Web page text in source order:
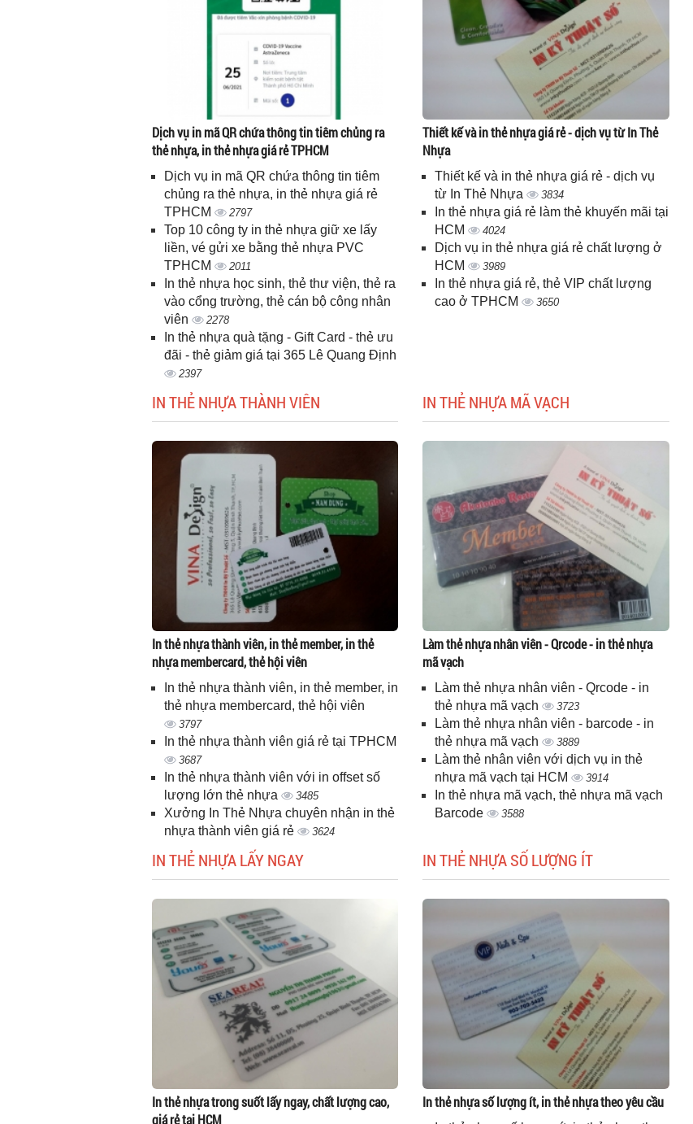
Dịch vụ in mã QR chứa thông tin tiêm chủng ra
thẻ nhựa, in thẻ nhựa giá rẻ TPHCM
Dịch vụ in mã QR chứa thông tin tiêm
chủng ra thẻ nhựa, in thẻ nhựa giá rẻ
TPHCM
2797
Top 10 công ty in thẻ nhựa giữ xe lấy
liền, vé gửi xe bằng thẻ nhựa PVC
TPHCM
2011
In thẻ nhựa học sinh, thẻ thư viện, thẻ ra
vào cổng trường, thẻ cán bộ công nhân
viên
2278
In thẻ nhựa quà tặng - Gift Card - thẻ ưu
đãi - thẻ giảm giá tại 365 Lê Quang Định
2397
Thiết kế và in thẻ nhựa giá rẻ - dịch vụ từ In Thẻ
Nhựa
Thiết kế và in thẻ nhựa giá rẻ - dịch vụ
từ In Thẻ Nhựa
3834
In thẻ nhựa giá rẻ làm thẻ khuyến mãi tại
HCM
4024
Dịch vụ in thẻ nhựa giá rẻ chất lượng ở
HCM
3989
In thẻ nhựa giá rẻ, thẻ VIP chất lượng
cao ở TPHCM
3650
IN THẺ NHỰA THÀNH VIÊN
In thẻ nhựa thành viên, in thẻ member, in thẻ
nhựa membercard, thẻ hội viên
In thẻ nhựa thành viên, in thẻ member, in
thẻ nhựa membercard, thẻ hội viên
3797
In thẻ nhựa thành viên giá rẻ tại TPHCM
3687
In thẻ nhựa thành viên với in offset số
lượng lớn thẻ nhựa
3485
Xưởng In Thẻ Nhựa chuyên nhận in thẻ
nhựa thành viên giá rẻ
3624
IN THẺ NHỰA MÃ VẠCH
Làm thẻ nhựa nhân viên - Qrcode - in thẻ nhựa
mã vạch
Làm thẻ nhựa nhân viên - Qrcode - in
thẻ nhựa mã vạch
3723
Làm thẻ nhựa nhân viên - barcode - in
thẻ nhựa mã vạch
3889
Làm thẻ nhân viên với dịch vụ in thẻ
nhựa mã vạch tại HCM
3914
In thẻ nhựa mã vạch, thẻ nhựa mã vạch
Barcode
3588
IN THẺ NHỰA LẤY NGAY
In thẻ nhựa trong suốt lấy ngay, chất lượng cao,
giá rẻ tại HCM
IN THẺ NHỰA SỐ LƯỢNG ÍT
In thẻ nhựa số lượng ít, in thẻ nhựa theo yêu cầu